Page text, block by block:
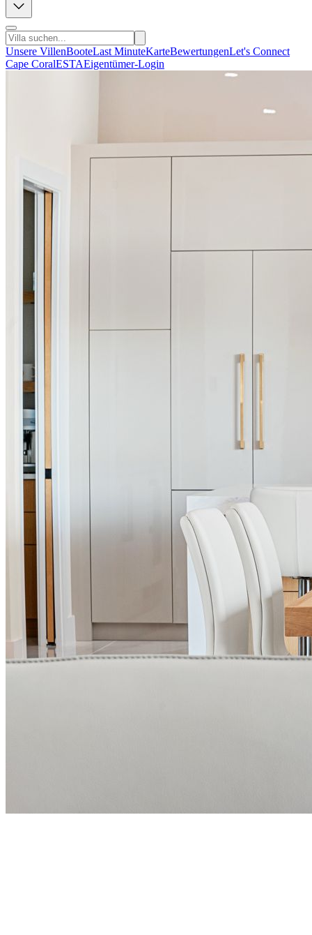
Unsere VillenBooteLast MinuteKarteBewertungenLet's Connect
Cape CoralESTAEigentümer-Login